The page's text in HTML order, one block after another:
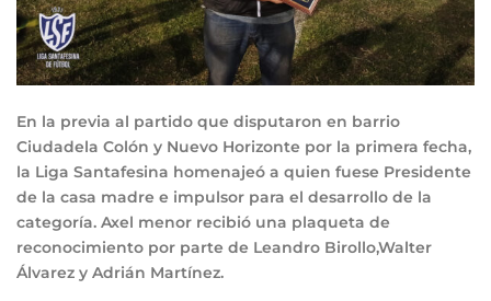
En la previa al partido que disputaron en barrio
Ciudadela Colón y Nuevo Horizonte por la primera fecha,
la Liga Santafesina homenajeó a quien fuese Presidente
de la casa madre e impulsor para el desarrollo de la
categoría. Axel menor recibió una plaqueta de
reconocimiento por parte de Leandro Birollo,Walter
Álvarez y Adrián Martínez.